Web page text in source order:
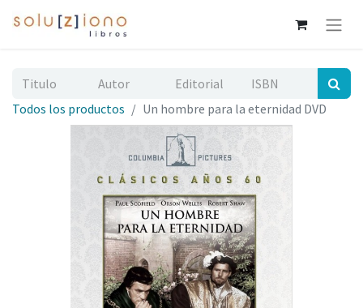
Todos los productos Un hombre para la eternidad DVD